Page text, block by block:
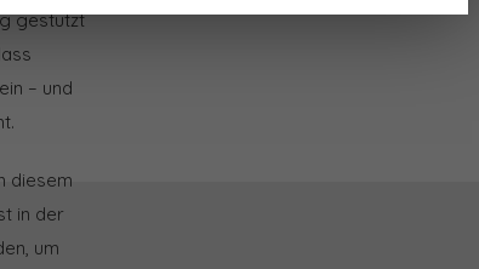
gestützt
– und
diesem
in der
um